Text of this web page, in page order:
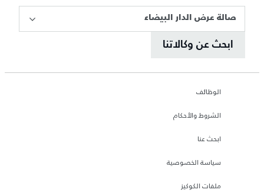
صالة عرض الدار البيضاء
ابحث عن وكالاتنا
الوظائف
الشروط والأحكام
ابحث عنا
سياسة الخصوصية
ملفات الكوكيز